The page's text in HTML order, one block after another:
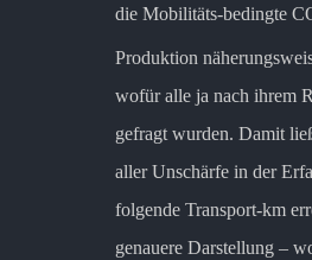
die Mobilitäts-bedingte
Produktion
wofür alle ja nach ihrem
gefragt wurden. Damit
aller Unschärfe in der
folgende Transport-km
genauere Darstellung –